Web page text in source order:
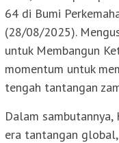
64 di Bumi
(28/08/2025).
untuk Membangun
momentum untuk
tengah tantangan
Dalam
era tantangan